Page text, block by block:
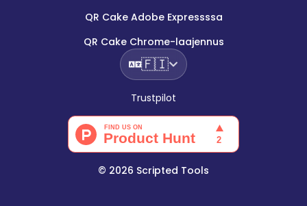
QR Cake Adobe Expressssa
QR Cake Chrome-laajennus
🇫🇮
Trustpilot
© 2026 Scripted Tools